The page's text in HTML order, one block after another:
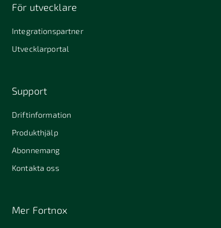
För utvecklare
Integrationspartner
Utvecklarportal
Support
Driftinformation
Produkthjälp
Abonnemang
Kontakta oss
Mer Fortnox